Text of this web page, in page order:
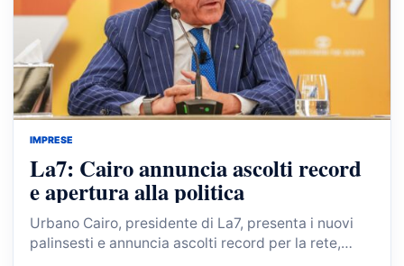
IMPRESE
La7: Cairo annuncia ascolti record
e apertura alla politica
Urbano Cairo, presidente di La7, presenta i nuovi
palinsesti e annuncia ascolti record per la rete,